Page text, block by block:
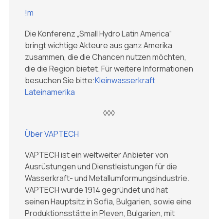
!m
Die Konferenz „Small Hydro Latin America“
bringt wichtige Akteure aus ganz Amerika
zusammen, die die Chancen nutzen möchten,
die die Region bietet. Für weitere Informationen
besuchen Sie bitte:Kleinwasserkraft
Lateinamerika
◊◊◊
Über VAPTECH
VAPTECH ist ein weltweiter Anbieter von
Ausrüstungen und Dienstleistungen für die
Wasserkraft- und Metallumformungsindustrie.
VAPTECH wurde 1914 gegründet und hat
seinen Hauptsitz in Sofia, Bulgarien, sowie eine
Produktionsstätte in Pleven, Bulgarien, mit